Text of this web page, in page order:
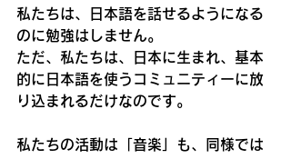
私たちは、日本語を話せるようになる
のに勉強はしません。
ただ、私たちは、日本に生まれ、基本
的に日本語を使うコミュニティーに放
り込まれるだけなのです。
私たちの活動は「音楽」も、同様では